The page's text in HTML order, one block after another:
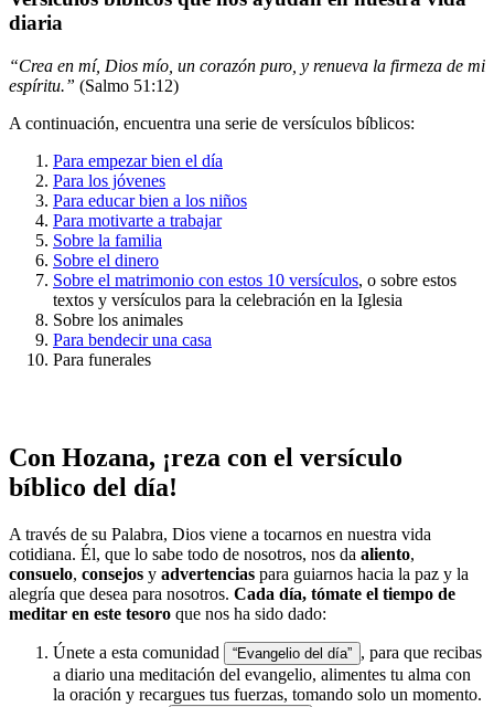
diaria
“Crea en mí, Dios mío, un corazón puro, y renueva la firmeza de mi
espíritu.” (Salmo 51:12)
A continuación, encuentra una serie de versículos bíblicos:
Para empezar bien el día
Para los jóvenes
Para educar bien a los niños
Para motivarte a trabajar
Sobre la familia
Sobre el dinero
Sobre el matrimonio con estos 10 versículos, o sobre estos
textos y versículos para la celebración en la Iglesia
Sobre los animales
Para bendecir una casa
Para funerales
Con Hozana, ¡reza con el versículo
bíblico del día!
A través de su Palabra, Dios viene a tocarnos en nuestra vida
cotidiana. Él, que lo sabe todo de nosotros, nos da aliento,
consuelo, consejos y advertencias para guiarnos hacia la paz y la
alegría que desea para nosotros. Cada día, tómate el tiempo de
meditar en este tesoro que nos ha sido dado:
Únete a esta comunidad “Evangelio del día” , para que recibas
a diario una meditación del evangelio, alimentes tu alma con
la oración y recargues tus fuerzas, tomando solo un momento.